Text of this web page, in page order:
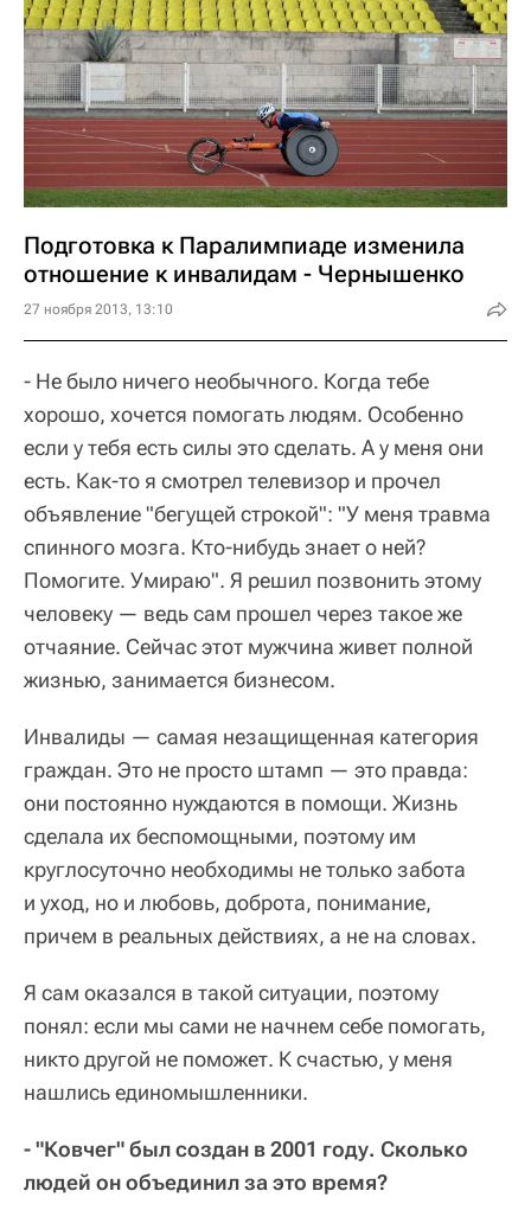
Подготовка к Паралимпиаде изменила
отношение к инвалидам - Чернышенко
27 ноября 2013, 13:10
- Не было ничего необычного. Когда тебе
хорошо, хочется помогать людям. Особенно
если у тебя есть силы это сделать. А у меня они
есть. Как-то я смотрел телевизор и прочел
объявление "бегущей строкой": "У меня травма
спинного мозга. Кто-нибудь знает о ней?
Помогите. Умираю". Я решил позвонить этому
человеку — ведь сам прошел через такое же
отчаяние. Сейчас этот мужчина живет полной
жизнью, занимается бизнесом.
Инвалиды — самая незащищенная категория
граждан. Это не просто штамп — это правда:
они постоянно нуждаются в помощи. Жизнь
сделала их беспомощными, поэтому им
круглосуточно необходимы не только забота
и уход, но и любовь, доброта, понимание,
причем в реальных действиях, а не на словах.
Я сам оказался в такой ситуации, поэтому
понял: если мы сами не начнем себе помогать,
никто другой не поможет. К счастью, у меня
нашлись единомышленники.
- "Ковчег" был создан в 2001 году. Сколько
людей он объединил за это время?